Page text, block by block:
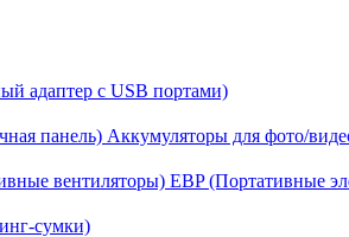
адаптер с USB портами)
панель) Аккумуляторы для фото/
вентиляторы) EBP (Портативные
сумки)